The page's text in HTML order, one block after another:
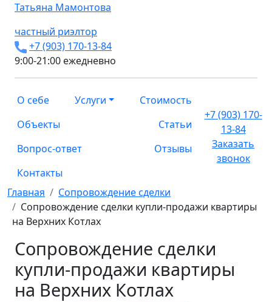
Татьяна Мамонтова
частный риэлтор
+7 (903) 170-13-84
9:00-21:00 ежедневно
О себе Услуги
Стоимость
Объекты
Статьи
Вопрос-ответ
Отзывы
Контакты
+7 (903) 170-
13-84
Заказать
звонок
Главная
Сопровождение сделки
Сопровождение сделки купли-продажи квартиры
на Верхних Котлах
Сопровождение сделки
купли-продажи квартиры
на Верхних Котлах